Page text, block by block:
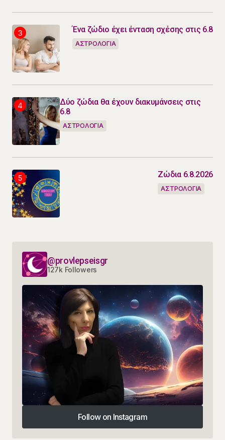
Ένα ζώδιο έχει ένταση σχέσης στις 6.8
ΑΣΤΡΟΛΟΓΙΑ
Δύο ζώδια θα έχουν διακυμάνσεις στις
6.8
ΑΣΤΡΟΛΟΓΙΑ
Ζώδια 6.8.2026
ΑΣΤΡΟΛΟΓΙΑ
@provlepseisgr
127k Followers
Follow on Instagram
Follow on Instagram